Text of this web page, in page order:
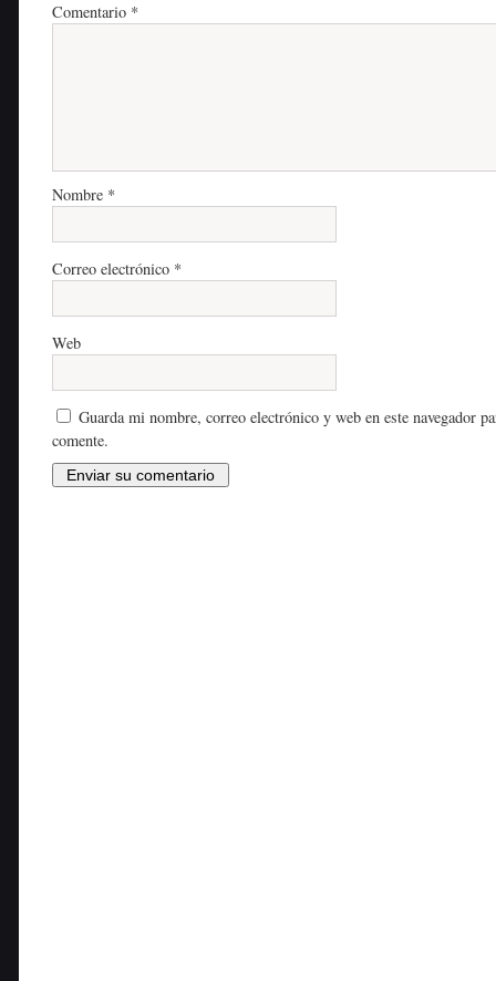
Comentario *
Nombre *
Correo electrónico *
Web
Guarda mi nombre, correo electrónico y web en este navegador
comente.